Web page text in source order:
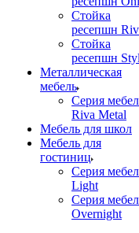
Стойка
ресепшн
Стойка
ресепшн
Металлическая
мебель
Серия
Riva Metal
Мебель для школ
Мебель для
гостиниц
Серия
Light
Серия
Overnight